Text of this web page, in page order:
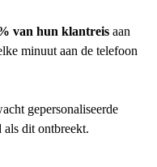
van hun klantreis aan
minuut aan de telefoon
gepersonaliseerde
als dit ontbreekt.